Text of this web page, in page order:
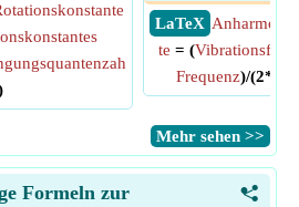
​ LaTeX
te = (
Frequenz)/(2*
​Mehr sehen >>
<
Formeln zur